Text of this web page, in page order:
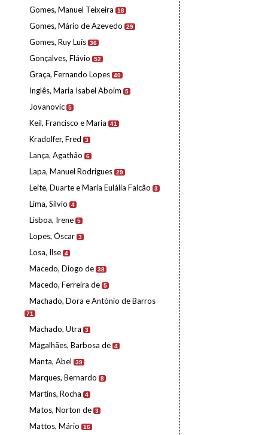
Gomes, Manuel Teixeira 18
Gomes, Mário de Azevedo 29
Gomes, Ruy Luís 36
Gonçalves, Flávio 52
Graça, Fernando Lopes 40
Inglês, Maria Isabel Aboim 5
Jovanovic 5
Keil, Francisco e Maria 41
Kradolfer, Fred 3
Lança, Agathão 6
Lapa, Manuel Rodrigues 29
Leite, Duarte e Maria Eulália Falcão 3
Lima, Sílvio 4
Lisboa, Irene 5
Lopes, Óscar 3
Losa, Ilse 4
Macedo, Diogo de 38
Macedo, Ferreira de 5
Machado, Dora e António de Barros
71
Machado, Utra 3
Magalhães, Barbosa de 4
Manta, Abel 39
Marques, Bernardo 8
Martins, Rocha 4
Matos, Norton de 3
Mattos, Mário 16